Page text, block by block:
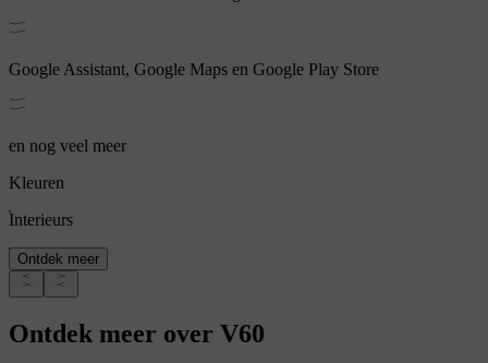
Google Assistant, Google Maps en Google Play Store
en nog veel meer
Kleuren
Interieurs
Ontdek meer
Ontdek meer over V60